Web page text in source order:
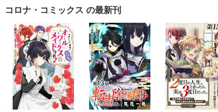
コロナ・コミックス の最新刊